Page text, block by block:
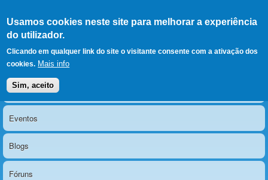
Usamos cookies neste site para melhorar a experiência
do utilizador.
Clicando em qualquer link do site o visitante consente com a ativação dos
cookies. Mais info
Sim, aceito
LERPARAVER , ir para a
página principal
O portal da visão diferente
Menu principal
Notícias
Eventos
Blogs
Fóruns